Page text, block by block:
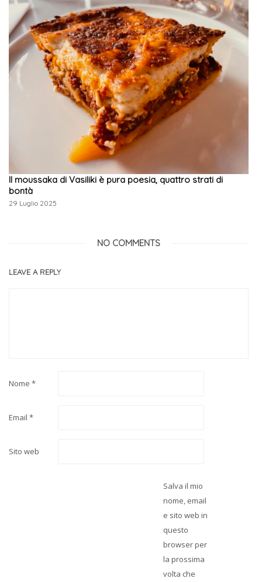
Il moussaka di Vasiliki è pura poesia, quattro strati di
bontà
29 Luglio 2025
NO COMMENTS
LEAVE A REPLY
Nome *
Email *
Sito web
Salva il mio
nome, email
e sito web in
questo
browser per
la prossima
volta che